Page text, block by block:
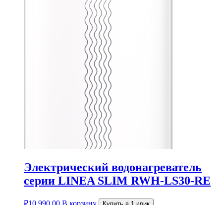
Электрический водонагреватель
серии LINEA SLIM RWH-LS30-RE
₽10,990.00 В корзину